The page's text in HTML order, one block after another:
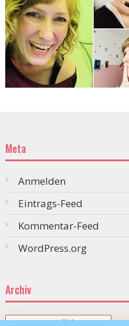
Meta
Anmelden
Eintrags-Feed
Kommentar-Feed
WordPress.org
Archiv
Archiv